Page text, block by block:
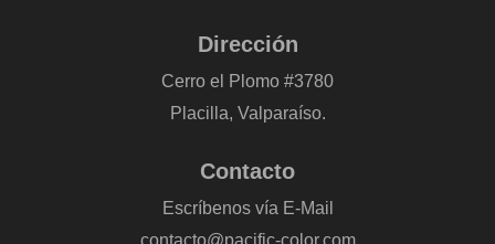
Dirección
Cerro el Plomo #3780
Placilla, Valparaíso.
Contacto
Escríbenos vía E-Mail